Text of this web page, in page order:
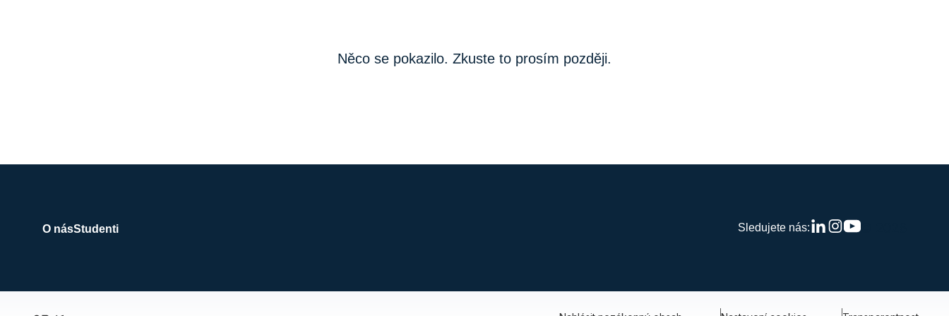
Něco se pokazilo. Zkuste to prosím později.
O násStudenti Sledujete nás: